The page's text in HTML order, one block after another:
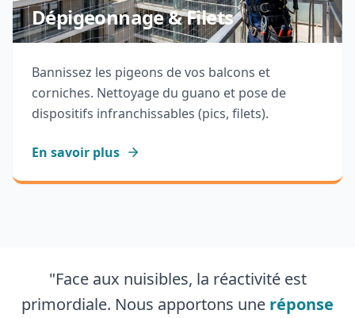
Dépigeonnage & Filets
Bannissez les pigeons de vos balcons et
corniches. Nettoyage du guano et pose de
dispositifs infranchissables (pics, filets).
En savoir plus
"Face aux nuisibles, la réactivité est
primordiale. Nous apportons une réponse